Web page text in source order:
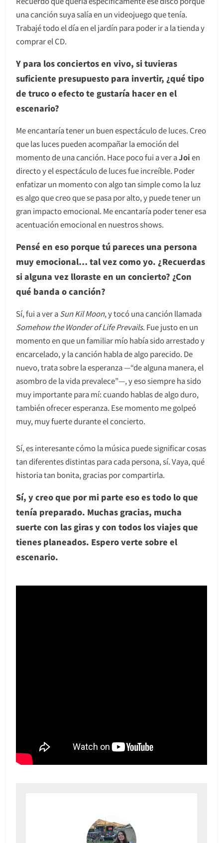
una canción suya salía en un videojuego que tenía.
Trabajé todo el día en el jardín para poder ir a la tienda y
comprar el CD.
Y para los conciertos en vivo, si tuvieras
suficiente presupuesto para invertir, ¿qué tipo
de truco o efecto te gustaría hacer en el
escenario?
Me encantaría tener un buen espectáculo de luces. Creo
que las luces pueden acompañar la emoción del
momento de una canción. Hace poco fui a ver aJoien
directo y el espectáculo de luces fue increíble. Poder
enfatizar un momento con algo tan simple como la luz
es algo que creo que se pasa por alto, y puede tener un
gran impacto emocional. Me encantaría poder tener esa
acentuación emocional en nuestros shows.
Pensé en eso porque tú pareces una persona
muy emocional… tal vez como yo. ¿Recuerdas
si alguna vez lloraste en un concierto? ¿Con
qué banda o canción?
Sí, fui a ver aSun Kil Moon, y tocó una canción llamada
Somehow the Wonder of Life Prevails. Fue justo en un
momento en que un familiar mío había sido arrestado y
encarcelado, y la canción habla de algo parecido. De
nuevo, trata sobre la esperanza —“de alguna manera, el
asombro de la vida prevalece”—, y eso siempre ha sido
muy importante para mí: cuando hablas de algo duro,
también ofrecer esperanza. Ese momento me golpeó
muy, muy fuerte durante el concierto.
Sí, es interesante cómo la música puede significar cosas
tan diferentes distintas para cada persona, sí. Vaya, qué
historia tan bonita, gracias por compartirla.
Sí, y creo que por mi parte eso es todo lo que
tenía preparado. Muchas gracias, mucha
suerte con las giras y con todos los viajes que
tienes planeados. Espero verte sobre el
escenario.